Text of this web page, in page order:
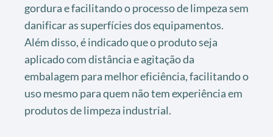
gordura e facilitando o processo de limpeza sem
danificar as superfícies dos equipamentos.
Além disso, é indicado que o produto seja
aplicado com distância e agitação da
embalagem para melhor eficiência, facilitando o
uso mesmo para quem não tem experiência em
produtos de limpeza industrial.